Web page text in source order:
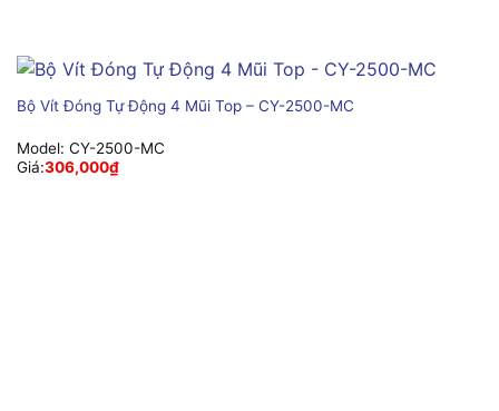
Bộ Vít Đóng Tự Động 4 Mũi Top – CY-2500-MC
Model: CY-2500-MC
Giá:306,000₫